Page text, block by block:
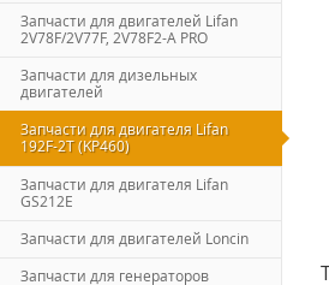
Запчасти для двигателей Lifan
2V78F/2V77F, 2V78F2-A PRO
Запчасти для дизельных
двигателей
Запчасти для двигателя Lifan
192F-2T (KP460)
Запчасти для двигателя Lifan
GS212E
Запчасти для двигателей Loncin
Запчасти для генераторов